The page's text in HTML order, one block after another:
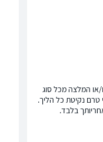
ו/או המלצה מכל סוג
טרם נקיטת כל הליך.
בלבד.